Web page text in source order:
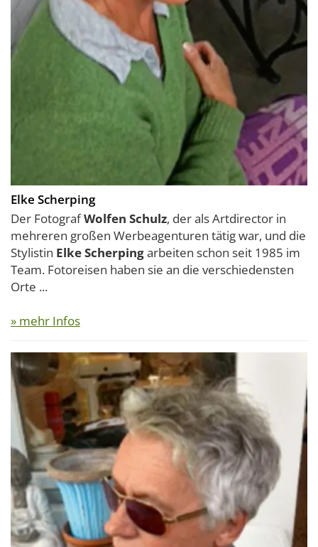
Elke Scherping
Der FotografWolfen Schulz, der als Artdirector in
mehreren großen Werbeagenturen tätig war, und die
Stylistin Elke Scherpingarbeiten schon seit 1985 im
Team. Fotoreisen haben sie an die verschiedensten
Orte ...
» mehr Infos